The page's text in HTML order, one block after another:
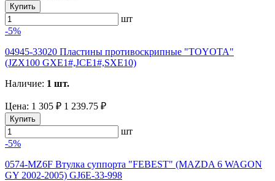
Купить
шт
-5%
04945-33020 Пластины противоскрипные "TOYOTA"
(JZX100 GXE1#,JCE1#,SXE10)
Наличие: 1 шт.
Цена: 1 305 ₽ 1 239.75 ₽
Купить
шт
-5%
0574-MZ6F Втулка суппорта "FEBEST" (MAZDA 6 WAGON
GY 2002-2005) GJ6E-33-998